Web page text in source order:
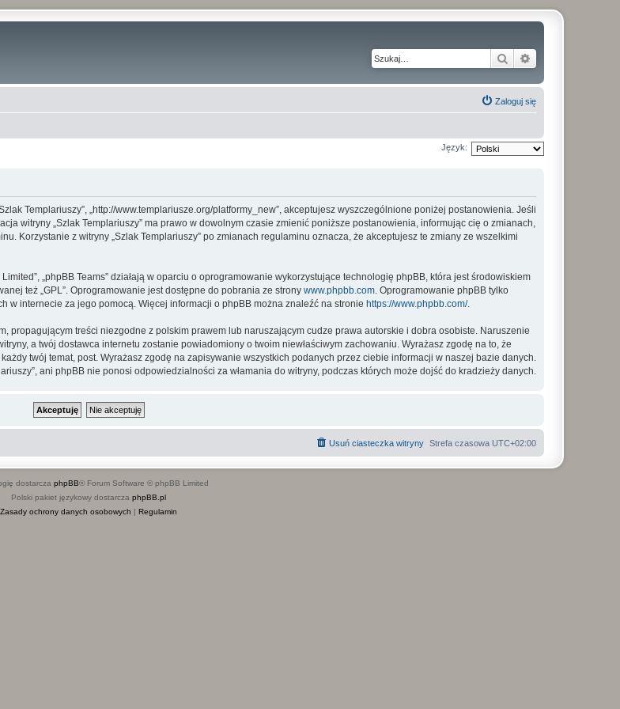
Szukaj
Zaloguj się
Język:
Templariuszy”, „http://www.templariusze.org/platformy_new”, akceptujesz wyszczególnione poniżej postanowienia. Jeśli
witryny „Szlak Templariuszy” ma prawo w dowolnym czasie zmienić poniższe postanowienia, informując cię o zmianach,
Korzystanie z witryny „Szlak Templariuszy” po zmianach regulaminu oznacza, że akceptujesz te zmiany ze wszelkimi
Limited”, „phpBB Teams” działają w oparciu o oprogramowanie wykorzystujące technologię phpBB, która jest środowiskiem
też „GPL”. Oprogramowanie jest dostępne do pobrania ze strony www.phpbb.com. Oprogramowanie phpBB tylko
w internecie za jego pomocą. Więcej informacji o phpBB można znaleźć na stronie https://www.phpbb.com/.
propagującym treści niezgodne z polskim prawem lub naruszającym cudze prawa autorskie i dobra osobiste. Naruszenie
a twój dostawca internetu zostanie powiadomiony o twoim niewłaściwym zachowaniu. Wyrażasz zgodę na to, że
twój temat, post. Wyrażasz zgodę na zapisywanie wszystkich podanych przez ciebie informacji w naszej bazie danych.
ani phpBB nie ponosi odpowiedzialności za włamania do witryny, podczas których może dojść do kradzieży danych.
Strefa czasowa UTC+02:00
Usuń ciasteczka witryny
dostarcza phpBB® Forum Software © phpBB Limited
Polski pakiet językowy dostarcza phpBB.pl
Zasady ochrony danych osobowych | Regulamin